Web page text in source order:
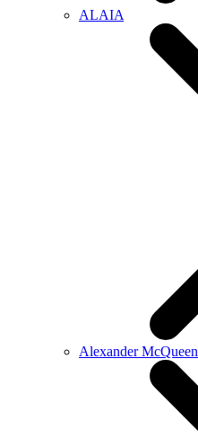
ALAIA
Alexander McQueen